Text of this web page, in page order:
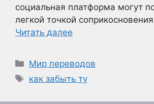
социальная платформа могут
легкой точкой
Читать далее
Рубрики
Мир переводов
Метки
как забыть ту